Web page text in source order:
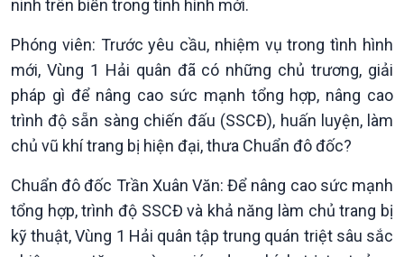
Trước giờ mở cửa
Sức sống hàng Việt
Khởi nghiệp
Tuyên chiến với gian lận
thương mại
đảo
Biển đảo Việt Nam
Tâm tình biên giới và hải
đảo
Tìm hiểu biển, đảo Việt
Nam
ninh trên biển trong tình hình mới.
Phóng viên: Trước yêu cầu, nhiệm vụ trong tình hình
mới, Vùng 1 Hải quân đã có những chủ trương, giải
pháp gì để nâng cao sức mạnh tổng hợp, nâng cao
trình độ sẵn sàng chiến đấu (SSCĐ), huấn luyện, làm
chủ vũ khí trang bị hiện đại, thưa Chuẩn đô đốc?
Chuẩn đô đốc Trần Xuân Văn: Để nâng cao sức mạnh
tổng hợp, trình độ SSCĐ và khả năng làm chủ trang bị
kỹ thuật, Vùng 1 Hải quân tập trung quán triệt sâu sắc